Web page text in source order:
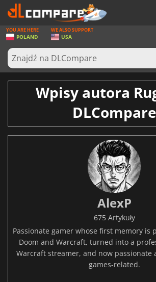
GRY
KARTY DO GIER
OPROGRAMOWANIE
REWARDS
SPRZĘT KOMPUTEROWY
AKTUALNOŚCI
ZALOGUJ SIĘ LUB ZAREJESTRUJ
YOU ARE HERE
POLAND
WE ALSO SUPPORT
USA
Wpisy autora
DLCompare
AlexP
675 Artykuły
Passionate gamer whose first memory is
Doom and Warcraft, turned into a
Warcraft streamer, and now passionate
games-related.